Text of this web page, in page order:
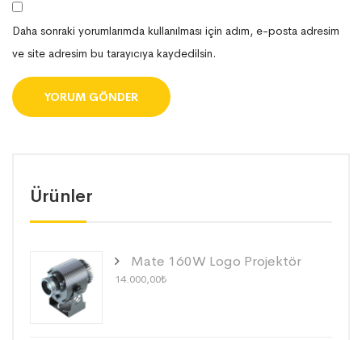
Ürünler
Mate 160W Logo Projektör
14.000,00₺
Daha sonraki yorumlarımda kullanılması için adım, e-posta adresim
ve site adresim bu tarayıcıya kaydedilsin.